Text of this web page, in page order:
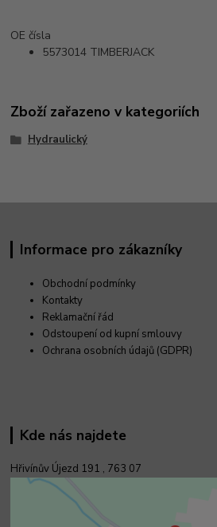
OE čísla
5573014 TIMBERJACK
Zboží zařazeno v kategoriích
Hydraulický
Informace pro zákazníky
Obchodní podmínky
Kontakty
Reklamační řád
Odstoupení od kupní smlouvy
Ochrana osobních údajů (GDPR)
Kde nás najdete
Hřivínův Újezd 191 , 763 07